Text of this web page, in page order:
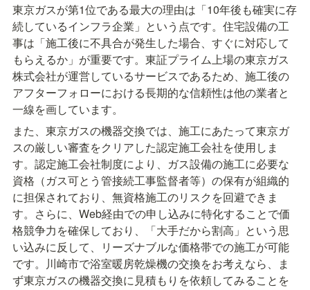
東京ガスが第1位である最大の理由は「10年後も確実に存
続しているインフラ企業」という点です。住宅設備の工
事は「施工後に不具合が発生した場合、すぐに対応して
もらえるか」が重要です。東証プライム上場の東京ガス
株式会社が運営しているサービスであるため、施工後の
アフターフォローにおける長期的な信頼性は他の業者と
一線を画しています。
また、東京ガスの機器交換では、施工にあたって東京ガ
スの厳しい審査をクリアした認定施工会社を使用しま
す。認定施工会社制度により、ガス設備の施工に必要な
資格（ガス可とう管接続工事監督者等）の保有が組織的
に担保されており、無資格施工のリスクを回避できま
す。さらに、Web経由での申し込みに特化することで価
格競争力を確保しており、「大手だから割高」という思
い込みに反して、リーズナブルな価格帯での施工が可能
です。川崎市で浴室暖房乾燥機の交換をお考えなら、ま
ず東京ガスの機器交換に見積もりを依頼してみることを